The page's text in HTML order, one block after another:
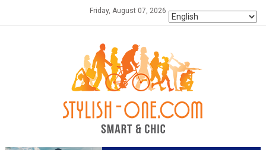
Friday, August 07, 2026